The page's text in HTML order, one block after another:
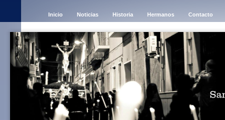
Inicio Noticias Historia Hermanos Contacto